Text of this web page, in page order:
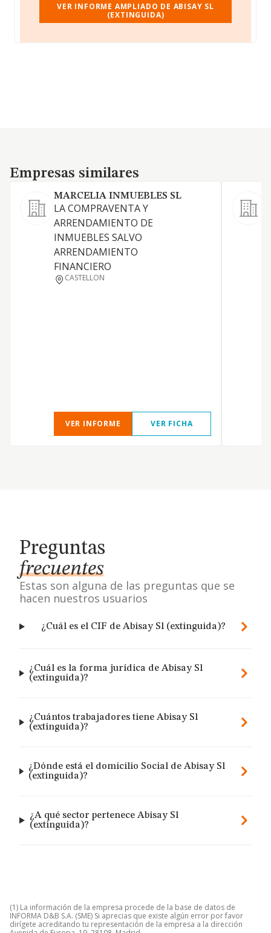
VER INFORME AMPLIADO DE ABISAY SL
(EXTINGUIDA)
Empresas similares
Empresas similares
MARCELIA INMUEBLES SL
LA COMPRAVENTA Y
ARRENDAMIENTO DE
INMUEBLES SALVO
ARRENDAMIENTO
FINANCIERO
CASTELLON
VER INFORME VER FICHA
Preguntas
frecuentes
Estas son alguna de las preguntas que se
hacen nuestros usuarios
¿Cuál es el CIF de Abisay Sl (extinguida)?
¿Cuál es la forma jurídica de Abisay Sl
(extinguida)?
¿Cuántos trabajadores tiene Abisay Sl
(extinguida)?
¿Dónde está el domicilio Social de Abisay Sl
(extinguida)?
¿A qué sector pertenece Abisay Sl
(extinguida)?
(1) La información de la empresa procede de la base de datos de
INFORMA D&B S.A. (SME) Si aprecias que existe algún error por favor
dirígete acreditando tu representación de la empresa a la dirección